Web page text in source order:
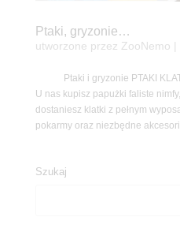
Ptaki, gryzonie…
utworzone przez ZooNemo
Ptaki i gryzonie PTAKI
U nas kupisz papużki faliste
dostaniesz klatki z pełnym
pokarmy oraz niezbędne
Szukaj